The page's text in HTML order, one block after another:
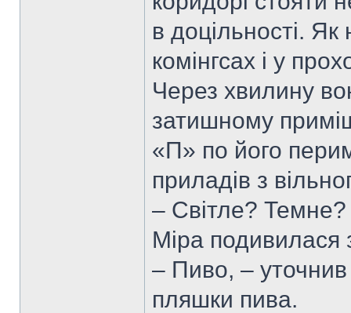
в доцільності.
комінгсах і у
Через хвилину
затишному
«П» по його
приладів з
– Світле? Темне?
Міра подивилася
– Пиво, –
пляшки пива.